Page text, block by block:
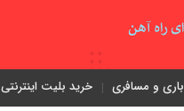
باری و مسافری خرید بلیت اینترنتی